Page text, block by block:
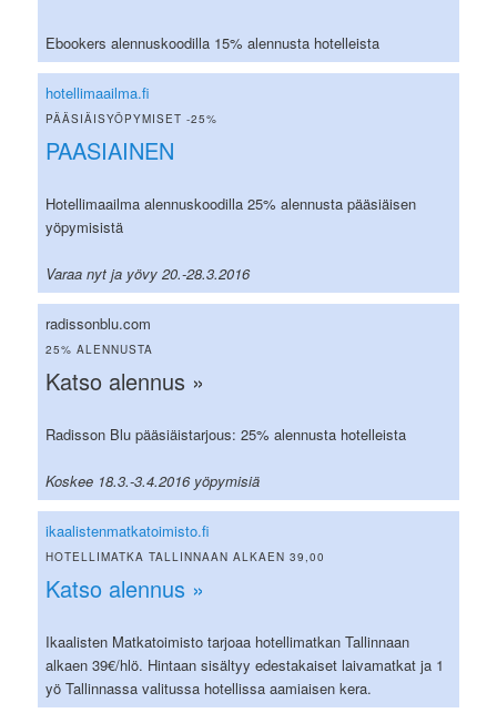
Ebookers alennuskoodilla 15% alennusta hotelleista
hotellimaailma.fi
PÄÄSIÄISYÖPYMISET -25%
PAASIAINEN
Hotellimaailma alennuskoodilla 25% alennusta pääsiäisen
yöpymisistä
Varaa nyt ja yövy 20.-28.3.2016
radissonblu.com
25% ALENNUSTA
Katso alennus »
Radisson Blu pääsiäistarjous: 25% alennusta hotelleista
Koskee 18.3.-3.4.2016 yöpymisiä
ikaalistenmatkatoimisto.fi
HOTELLIMATKA TALLINNAAN ALKAEN 39,00
Katso alennus »
Ikaalisten Matkatoimisto tarjoaa hotellimatkan Tallinnaan
alkaen 39€/hlö. Hintaan sisältyy edestakaiset laivamatkat ja 1
yö Tallinnassa valitussa hotellissa aamiaisen kera.